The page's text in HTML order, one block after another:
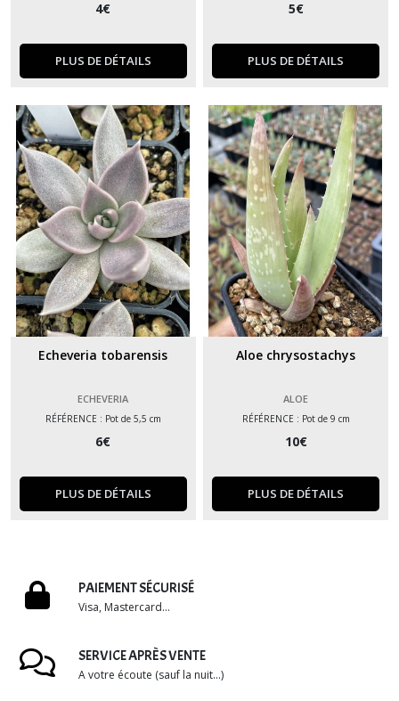
4€
PLUS DE DÉTAILS
5€
PLUS DE DÉTAILS
Echeveria tobarensis
ECHEVERIA
RÉFÉRENCE : Pot de 5,5 cm
6€
PLUS DE DÉTAILS
Aloe chrysostachys
ALOE
RÉFÉRENCE : Pot de 9 cm
10€
PLUS DE DÉTAILS
PAIEMENT SÉCURISÉ
Visa, Mastercard...
SERVICE APRÈS VENTE
A votre écoute (sauf la nuit...)